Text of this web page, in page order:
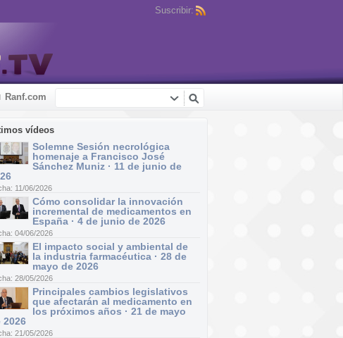
Suscribir:
Ranf.com
vídeos
Solemne Sesión necrológica
homenaje a Francisco José
Sánchez Muniz · 11 de junio de
11/06/2026
Cómo consolidar la innovación
incremental de medicamentos en
España · 4 de junio de 2026
04/06/2026
El impacto social y ambiental de
la industria farmacéutica · 28 de
mayo de 2026
28/05/2026
Principales cambios legislativos
que afectarán al medicamento en
los próximos años · 21 de mayo
2026
21/05/2026